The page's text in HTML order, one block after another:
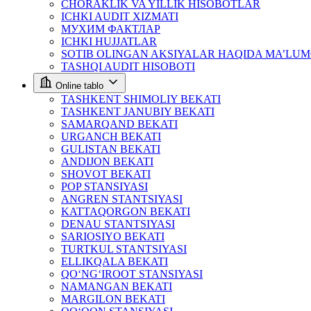
CHORAKLIK VA YILLIK HISOBOTLAR
ICHKI AUDIT XIZMATI
МУХИМ ФАКТЛАР
ICHKI HUJJATLAR
SOTIB OLINGAN AKSIYALAR HAQIDA
TASHQI AUDIT HISOBOTI
Online tablo
TASHKENT SHIMOLIY BEKATI
TASHKENT JANUBIY BEKATI
SAMARQAND BEKATI
URGANCH BEKATI
GULISTAN BEKATI
ANDIJON BEKATI
SHOVOT BEKATI
POP STANSIYASI
ANGREN STANTSIYASI
KATTAQORGON BEKATI
DENAU STANTSIYASI
SARIOSIYO BEKATI
TURTKUL STANTSIYASI
ELLIKQALA BEKATI
QO‘NG‘IROOT STANSIYASI
NAMANGAN BEKATI
MARGILON BEKATI